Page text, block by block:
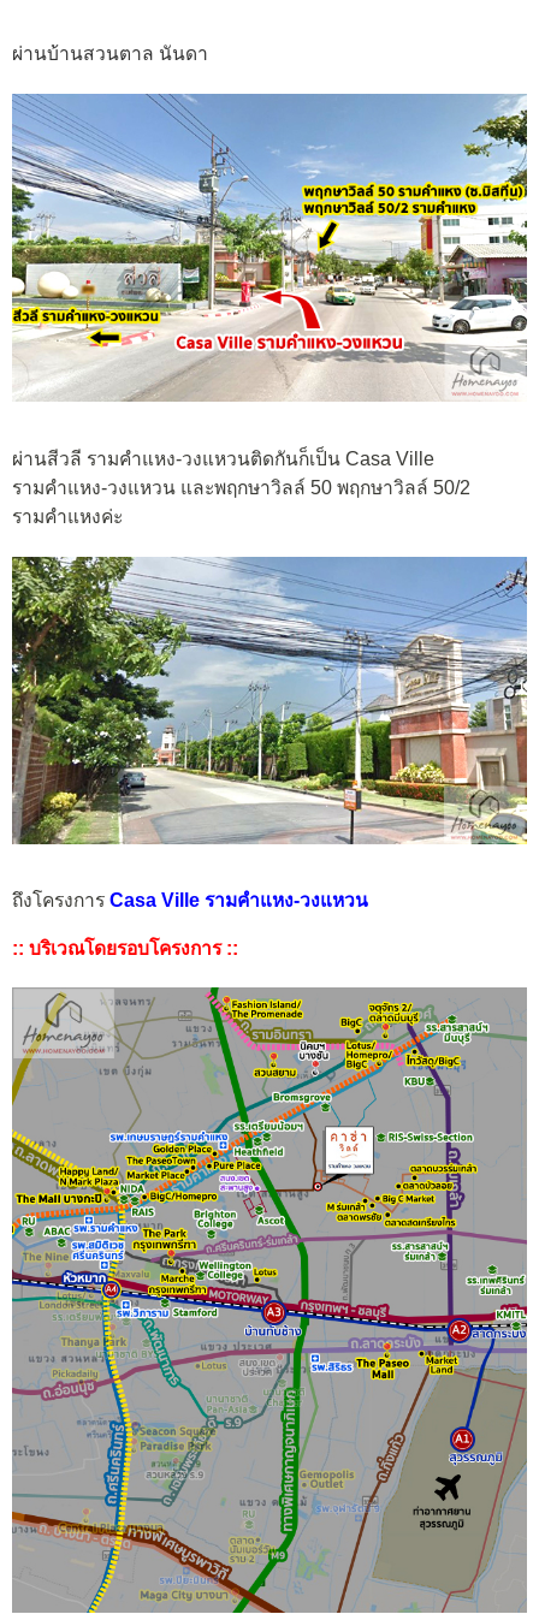
ผ่านบ้านสวนตาล นันดา
ผ่านสีวลี รามคำแหง-วงแหวนติดกันก็เป็น Casa Ville
รามคำแหง-วงแหวน และพฤกษาวิลล์ 50 พฤกษาวิลล์ 50/2
รามคำแหงค่ะ
ถึงโครงการ Casa Ville รามคำแหง-วงแหวน
:: บริเวณโดยรอบโครงการ ::